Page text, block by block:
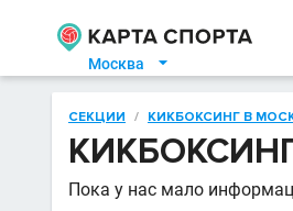
Москва 
СЕКЦИИ / КИКБОКСИНГ В
Пока у нас мало